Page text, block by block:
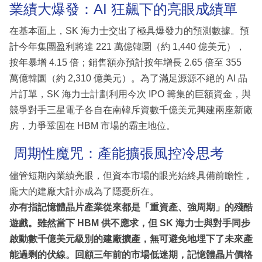
業績大爆發：AI 狂飆下的亮眼成績單
在基本面上，SK 海力士交出了極具爆發力的預測數據。預
計今年集團盈利將達 221 萬億韓圜（約 1,440 億美元），
按年暴增 4.15 倍；銷售額亦預計按年增長 2.65 倍至 355
萬億韓圜（約 2,310 億美元）。為了滿足源源不絕的 AI 晶
片訂單，SK 海力士計劃利用今次 IPO 籌集的巨額資金，與
競爭對手三星電子各自在南韓斥資數千億美元興建兩座新廠
房，力爭鞏固在 HBM 市場的霸主地位。
周期性魔咒：產能擴張風控冷思考
儘管短期內業績亮眼，但資本市場的眼光始終具備前瞻性，
龐大的建廠大計亦成為了隱憂所在。
亦有指記憶體晶片產業從來都是「重資產、強周期」的殘酷
遊戲。雖然當下 HBM 供不應求，但 SK 海力士與對手同步
啟動數千億美元級別的建廠擴產，無可避免地埋下了未來產
能過剩的伏線。回顧三年前的市場低迷期，記憶體晶片價格